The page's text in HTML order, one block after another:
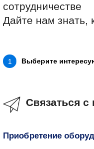
сотрудничестве
Дайте нам знать,
1 Выберите
Связаться с
Приобретение